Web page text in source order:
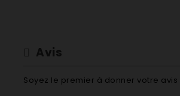
CWK4W361/23 CWK4W361 Sèche-linge
CWK4W361CH/13 CWK4W361CH Sèche-
Avis
Soyez le premier à donner votre avis